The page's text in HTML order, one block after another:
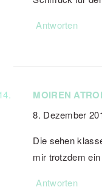
Antworten
MOIREN
8. Dezember
Die sehen
mir trotzdem
Antworten